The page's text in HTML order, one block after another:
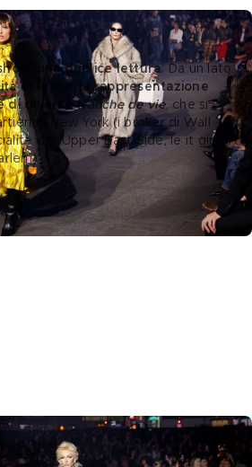
Getty Images
una duplice lettura. Da un lato
estetica,
la rappresentazione
di diverse tranche de vie, che si
di New York (i broker di Wall
dell’Upper East Side, le it girl di
Getty Images